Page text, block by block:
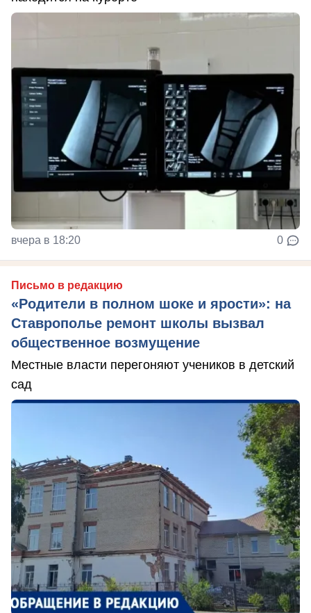
вчера в 18:20 0
Письмо в редакцию
«Родители в полном шоке и ярости»: на
Ставрополье ремонт школы вызвал
общественное возмущение
Местные власти перегоняют учеников в детский
сад